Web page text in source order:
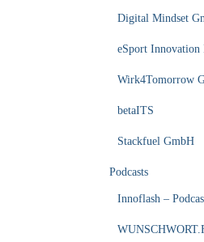
Digital Mindset
eSport
Wirk4Tomorrow
betaITS
Stackfuel GmbH
Podcasts
Innoflash –